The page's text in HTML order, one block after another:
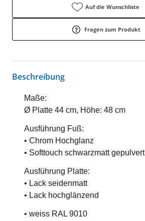
Auf die Wunschliste
Fragen zum Produkt
Beschreibung
Maße:
Ø Platte 44 cm, Höhe: 48 cm
Ausführung Fuß:
• Chrom Hochglanz
• Softtouch schwarzmatt gepulvert
Ausführung Platte:
• Lack seidenmatt
• Lack hochglänzend
• weiss RAL 9010